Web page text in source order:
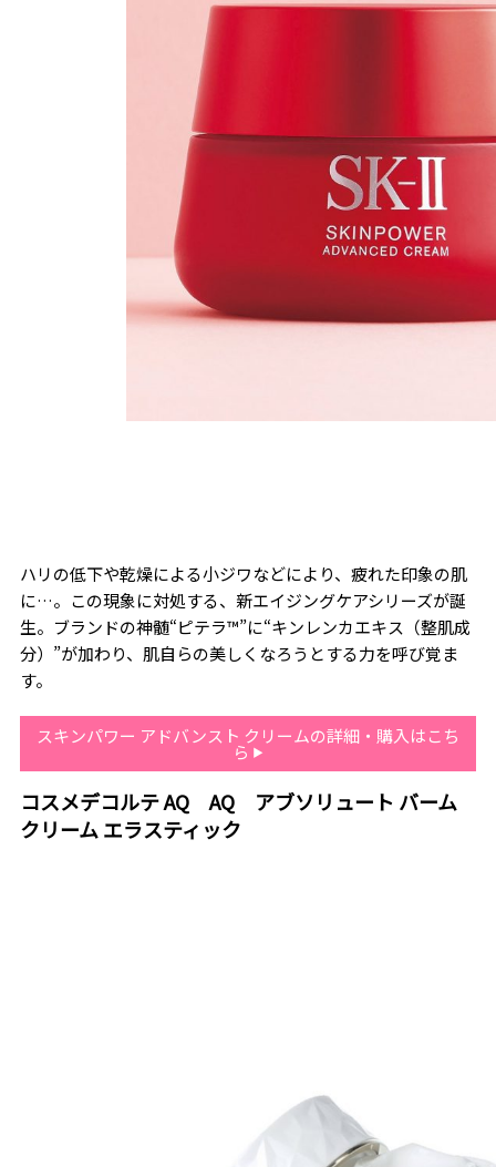
ハリの低下や乾燥による小ジワなどにより、疲れた印象の肌
に…。この現象に対処する、新エイジングケアシリーズが誕
生。ブランドの神髄“ピテラ™”に“キンレンカエキス（整肌成
分）”が加わり、肌自らの美しくなろうとする力を呼び覚ま
す。
スキンパワー アドバンスト クリームの詳細・購入はこち
ら
コスメデコルテ AQ AQ アブソリュート バーム
クリーム エラスティック